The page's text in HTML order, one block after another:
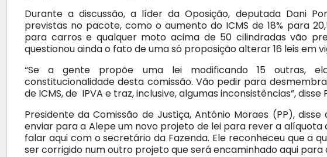
Durante a discussão, a líder da Oposição, deputada Dani
previstas no pacote, como o aumento do ICMS de 18% para
para carros e qualquer moto acima de 50 cilindradas vão
questionou ainda o fato de uma só proposição alterar 16 leis em
“Se a gente propõe uma lei modificando 15 outras,
constitucionalidade desta comissão. Vão pedir para
de ICMS, de IPVA e traz, inclusive, algumas inconsistências”,
Presidente da Comissão de Justiça, Antônio Moraes (PP),
enviar para a Alepe um novo projeto de lei para rever a alíquota
falar aqui com o secretário da Fazenda. Ele reconheceu que a
ser corrigido num outro projeto que será encaminhado aqui para